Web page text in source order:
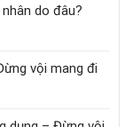
do đâu?
vội mang đi